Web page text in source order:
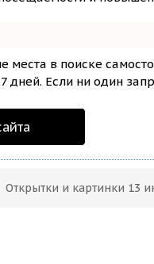
места в поиске
дней. Если ни один
Открытки и картинки 13